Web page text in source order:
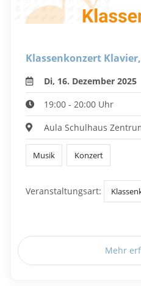
Klassenkonzert
Di, 16. Dezember 2025
19:00 - 20:00 Uhr
Aula Schulhaus
Musik Konzert
Veranstaltungsart:
Mehr